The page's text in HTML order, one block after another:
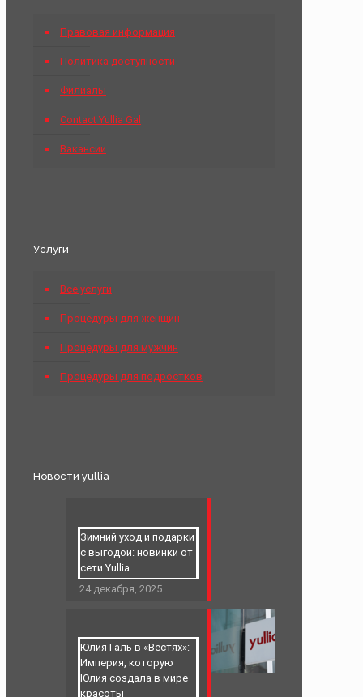
Правовая информация
Политика доступности
Филиалы
Contact Yullia Gal
Вакансии
Услуги
Все услуги
Процедуры для женщин
Процедуры для мужчин
Процедуры для подростков
Новости yullia
Зимний уход и подарки
с выгодой: новинки от
сети Yullia
24 декабря, 2025
Юлия Галь в «Вестях»:
Империя, которую
Юлия создала в мире
красоты